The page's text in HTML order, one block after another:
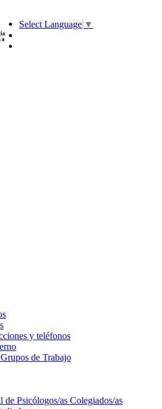
Select Language ▼
y teléfonos
de Trabajo
Psicólogos/as Colegiados/as